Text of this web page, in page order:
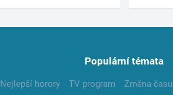
Populární témata
Nejlepší horory TV program Změna času